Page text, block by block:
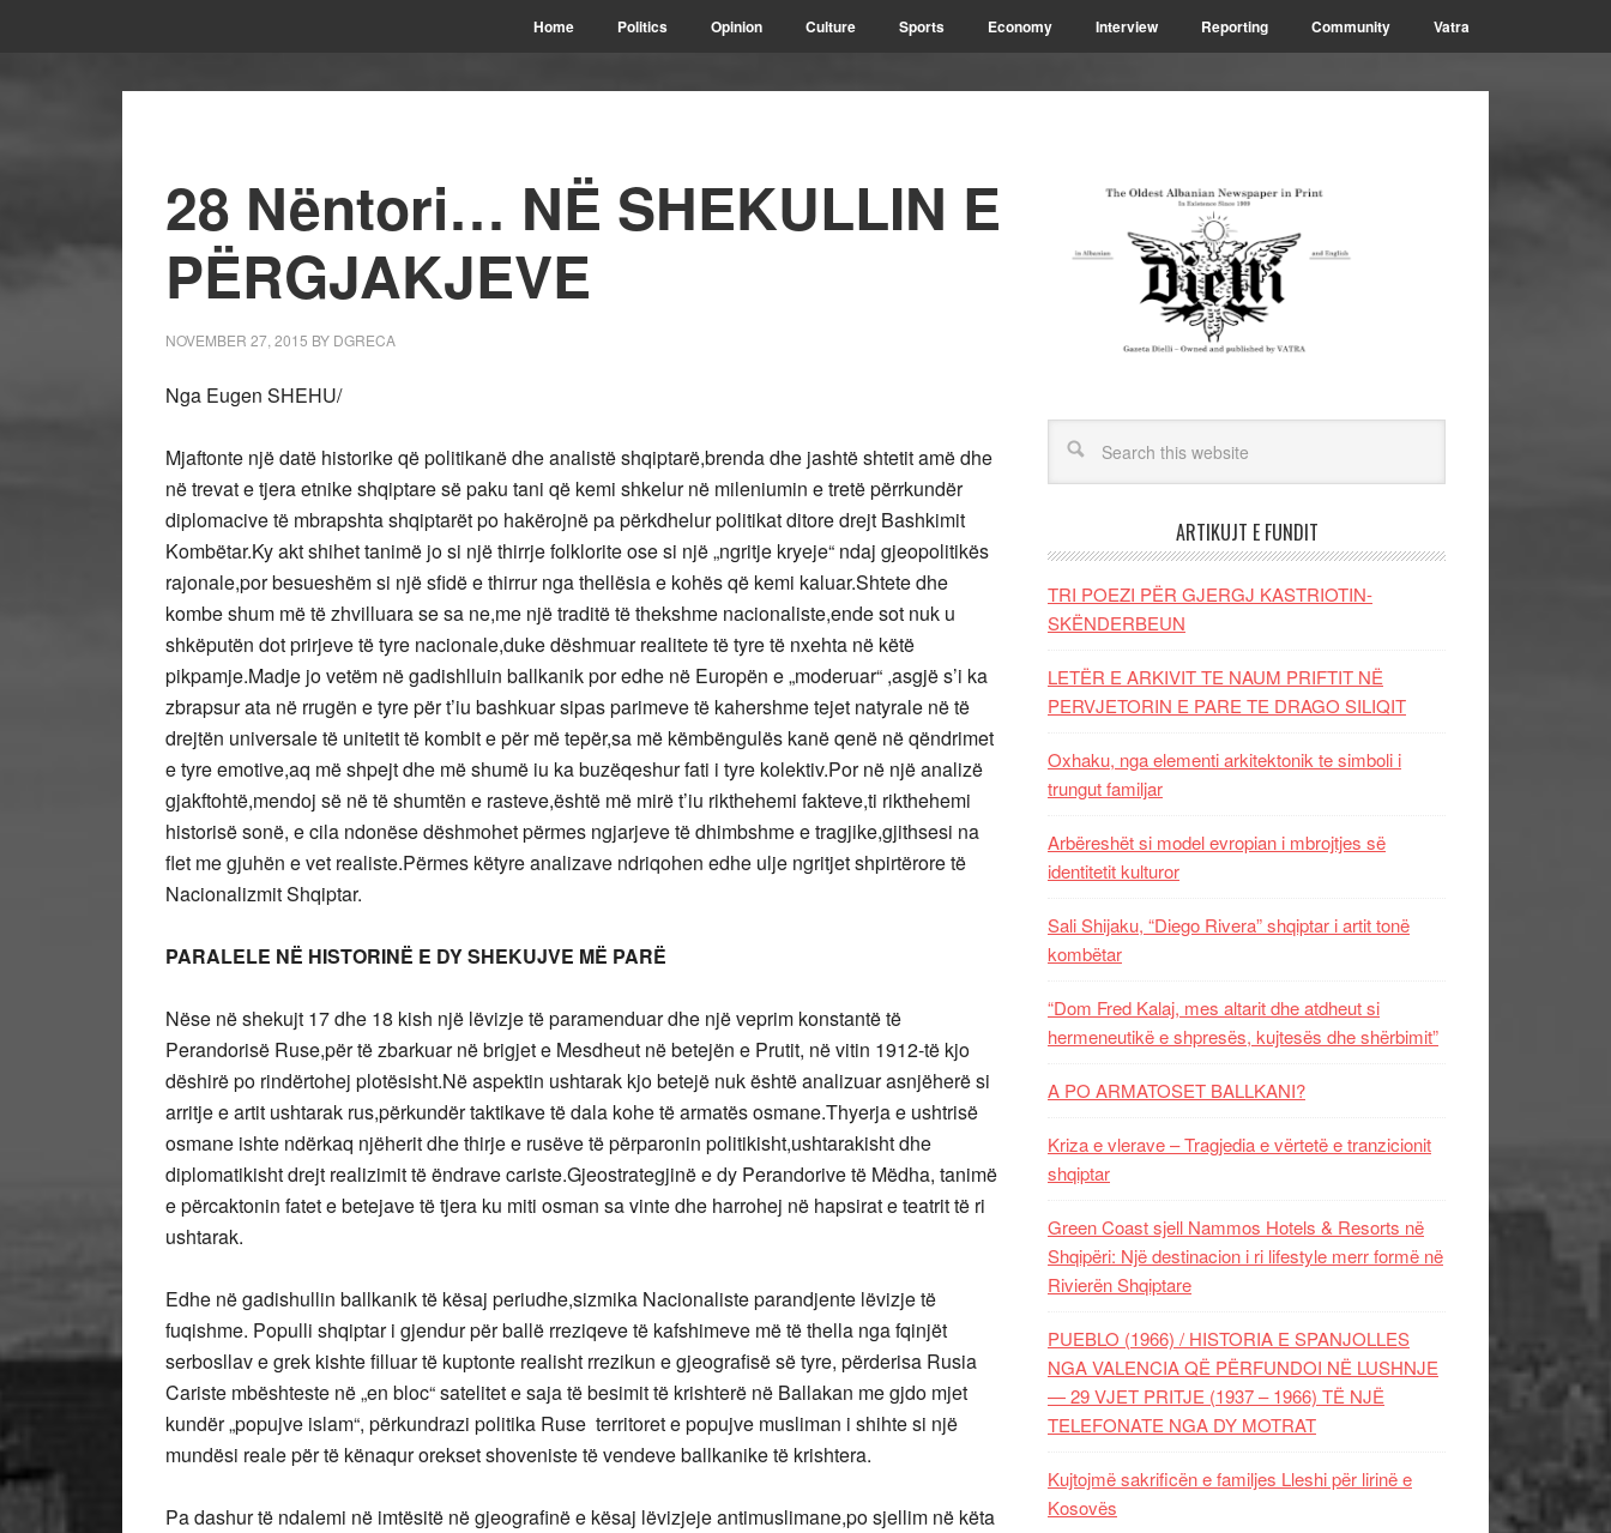
Home Politics Opinion Culture Sports Economy Interview Reporting Community Vatra
28 Nëntori… NË SHEKULLIN E
PËRGJAKJEVE
NOVEMBER 27, 2015 BY DGRECA
Nga Eugen SHEHU/
Mjaftonte një datë historike që politikanë dhe analistë shqiptarë,brenda dhe jashtë shtetit amë dhe
në trevat e tjera etnike shqiptare së paku tani që kemi shkelur në mileniumin e tretë përrkundër
diplomacive të mbrapshta shqiptarët po hakërojnë pa përkdhelur politikat ditore drejt Bashkimit
Kombëtar.Ky akt shihet tanimë jo si një thirrje folklorite ose si një „ngritje kryeje“ ndaj gjeopolitikës
rajonale,por besueshëm si një sfidë e thirrur nga thellësia e kohës që kemi kaluar.Shtete dhe
kombe shum më të zhvilluara se sa ne,me një traditë të thekshme nacionaliste,ende sot nuk u
shkëputën dot prirjeve të tyre nacionale,duke dëshmuar realitete të tyre të nxehta në këtë
pikpamje.Madje jo vetëm në gadishlluin ballkanik por edhe në Europën e „moderuar“ ,asgjë s’i ka
zbrapsur ata në rrugën e tyre për t’iu bashkuar sipas parimeve të kahershme tejet natyrale në të
drejtën universale të unitetit të kombit e për më tepër,sa më këmbëngulës kanë qenë në qëndrimet
e tyre emotive,aq më shpejt dhe më shumë iu ka buzëqeshur fati i tyre kolektiv.Por në një analizë
gjakftohtë,mendoj së në të shumtën e rasteve,është më mirë t’iu rikthehemi fakteve,ti rikthehemi
historisë sonë, e cila ndonëse dëshmohet përmes ngjarjeve të dhimbshme e tragjike,gjithsesi na
flet me gjuhën e vet realiste.Përmes këtyre analizave ndriqohen edhe ulje ngritjet shpirtërore të
Nacionalizmit Shqiptar.
PARALELE NË HISTORINË E DY SHEKUJVE MË PARË
Nëse në shekujt 17 dhe 18 kish një lëvizje të paramenduar dhe një veprim konstantë të
Perandorisë Ruse,për të zbarkuar në brigjet e Mesdheut në betejën e Prutit, në vitin 1912-të kjo
dëshirë po rindërtohej plotësisht.Në aspektin ushtarak kjo betejë nuk është analizuar asnjëherë si
arritje e artit ushtarak rus,përkundër taktikave të dala kohe të armatës osmane.Thyerja e ushtrisë
osmane ishte ndërkaq njëherit dhe thirje e rusëve të përparonin politikisht,ushtarakisht dhe
diplomatikisht drejt realizimit të ëndrave cariste.Gjeostrategjinë e dy Perandorive të Mëdha, tanimë
e përcaktonin fatet e betejave të tjera ku miti osman sa vinte dhe harrohej në hapsirat e teatrit të ri
ushtarak.
Edhe në gadishullin ballkanik të kësaj periudhe,sizmika Nacionaliste parandjente lëvizje të
fuqishme. Populli shqiptar i gjendur për ballë rreziqeve të kafshimeve më të thella nga fqinjët
serbosllav e grek kishte filluar të kuptonte realisht rrezikun e gjeografisë së tyre, përderisa Rusia
Cariste mbështeste në „en bloc“ satelitet e saja të besimit të krishterë në Ballakan me gjdo mjet
kundër „popujve islam“, përkundrazi politika Ruse territoret e popujve musliman i shihte si një
mundësi reale për të kënaqur orekset shoveniste të vendeve ballkanike të krishtera.
Pa dashur të ndalemi në imtësitë në gjeografinë e kësaj lëvizjeje antimuslimane,po sjellim në këta
ARTIKUJT E FUNDIT
TRI POEZI PËR GJERGJ KASTRIOTIN-
SKËNDERBEUN
LETËR E ARKIVIT TE NAUM PRIFTIT NË
PERVJETORIN E PARE TE DRAGO SILIQIT
Oxhaku, nga elementi arkitektonik te simboli i
trungut familjar
Arbëreshët si model evropian i mbrojtjes së
identitetit kulturor
Sali Shijaku, “Diego Rivera” shqiptar i artit tonë
kombëtar
“Dom Fred Kalaj, mes altarit dhe atdheut si
hermeneutikë e shpresës, kujtesës dhe shërbimit”
A PO ARMATOSET BALLKANI?
Kriza e vlerave – Tragjedia e vërtetë e tranzicionit
shqiptar
Green Coast sjell Nammos Hotels & Resorts në
Shqipëri: Një destinacion i ri lifestyle merr formë në
Rivierën Shqiptare
PUEBLO (1966) / HISTORIA E SPANJOLLES
NGA VALENCIA QË PËRFUNDOI NË LUSHNJE
— 29 VJET PRITJE (1937 – 1966) TË NJË
TELEFONATE NGA DY MOTRAT
Kujtojmë sakrificën e familjes Lleshi për lirinë e
Kosovës